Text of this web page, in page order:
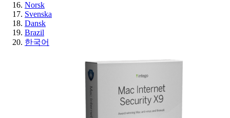
Norsk
Svenska
Dansk
Brazil
한국어